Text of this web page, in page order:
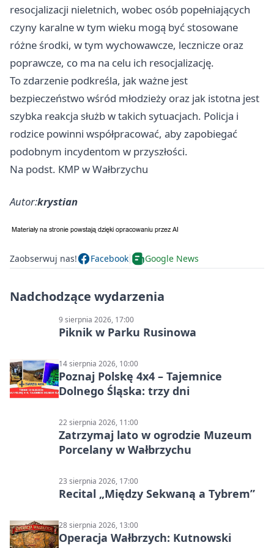
resocjalizacji nieletnich, wobec osób popełniających
czyny karalne w tym wieku mogą być stosowane
różne środki, w tym wychowawcze, lecznicze oraz
poprawcze, co ma na celu ich resocjalizację.
To zdarzenie podkreśla, jak ważne jest
bezpieczeństwo wśród młodzieży oraz jak istotna jest
szybka reakcja służb w takich sytuacjach. Policja i
rodzice powinni współpracować, aby zapobiegać
podobnym incydentom w przyszłości.
Na podst. KMP w Wałbrzychu
Autor:krystian
Zaobserwuj nas! Facebook Google News
Nadchodzące wydarzenia
9 sierpnia 2026, 17:00
Piknik w Parku Rusinowa
14 sierpnia 2026, 10:00
Poznaj Polskę 4x4 – Tajemnice
Dolnego Śląska: trzy dni
22 sierpnia 2026, 11:00
Zatrzymaj lato w ogrodzie Muzeum
Porcelany w Wałbrzychu
23 sierpnia 2026, 17:00
Recital „Między Sekwaną a Tybrem”
28 sierpnia 2026, 13:00
Operacja Wałbrzych: Kutnowski